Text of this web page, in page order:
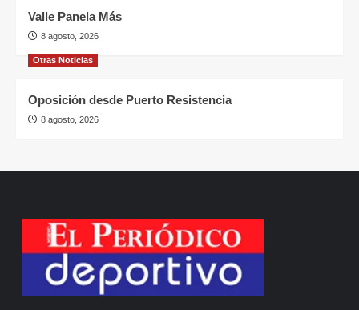
Valle Panela Más
8 agosto, 2026
Otras Noticias
Oposición desde Puerto Resistencia
8 agosto, 2026